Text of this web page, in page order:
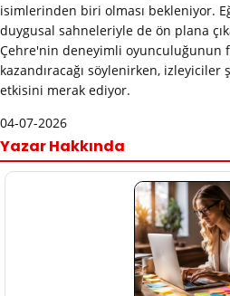
isimlerinden biri olması bekleniyor.
duygusal sahneleriyle de ön plana
Çehre'nin deneyimli oyunculuğunun
kazandıracağı söylenirken, izleyiciler
etkisini merak ediyor.
04-07-2026
Yazar Hakkında